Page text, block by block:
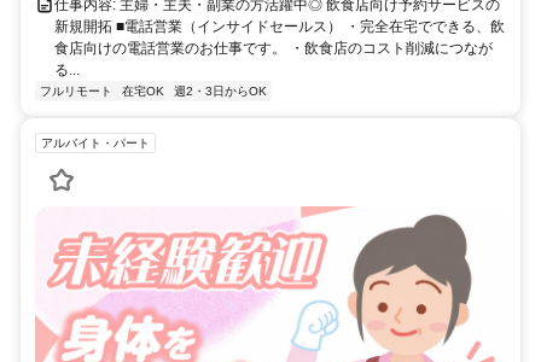
仕事内容: 主婦・主夫・副業の方活躍中◎ 飲食店向け予約サービスの
新規開拓 ■電話営業（インサイドセールス） ・完全在宅でできる、飲
食店向けの電話営業のお仕事です。 ・飲食店のコスト削減につなが
る...
フルリモート 在宅OK 週2・3日からOK
アルバイト・パート